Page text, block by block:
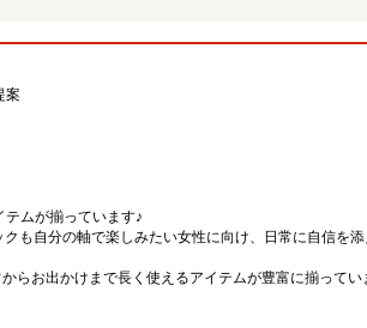
案
テムが揃っています♪
も自分の軸で楽しみたい女性に向け、日常に自信を添
らお出かけまで長く使えるアイテムが豊富に揃って